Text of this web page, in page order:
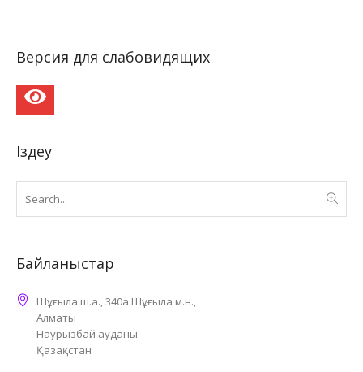
Версия для слабовидящих
Іздеу
Байланыстар
Шұғыла ш.а., 340а Шұғыла м.н.,
Алматы
Наурызбай ауданы
Қазақстан